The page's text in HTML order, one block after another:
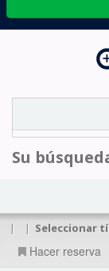
Su
| | Seleccionar
Hacer reserva